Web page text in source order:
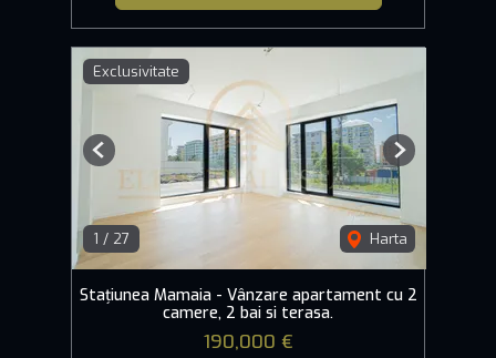
Exclusivitate
1 / 27 Harta
Previous Next
Stațiunea Mamaia - Vânzare apartament cu 2
camere, 2 bai si terasa.
190,000 €